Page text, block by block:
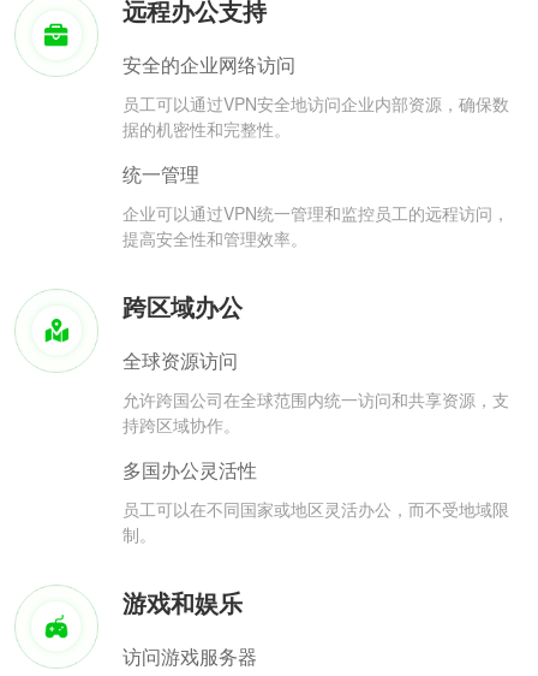
远程办公支持
安全的企业网络访问
员工可以通过VPN安全地访问企业内部资源，确保数
据的机密性和完整性。
统一管理
企业可以通过VPN统一管理和监控员工的远程访问，
提高安全性和管理效率。
跨区域办公
全球资源访问
允许跨国公司在全球范围内统一访问和共享资源，支
持跨区域协作。
多国办公灵活性
员工可以在不同国家或地区灵活办公，而不受地域限
制。
游戏和娱乐
访问游戏服务器